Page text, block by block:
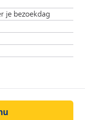
je bezoekdag